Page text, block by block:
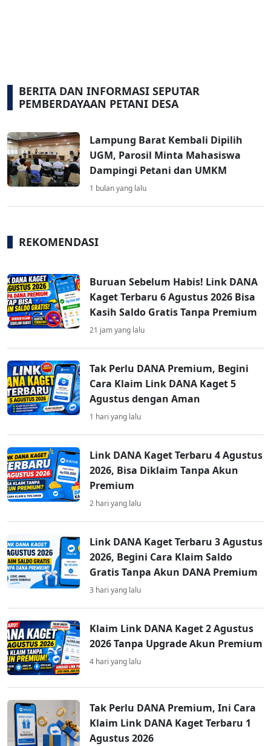
BERITA DAN INFORMASI SEPUTAR
PEMBERDAYAAN PETANI DESA
Lampung Barat Kembali Dipilih
UGM, Parosil Minta Mahasiswa
Dampingi Petani dan UMKM
1 bulan yang lalu
REKOMENDASI
Buruan Sebelum Habis! Link DANA
Kaget Terbaru 6 Agustus 2026 Bisa
Kasih Saldo Gratis Tanpa Premium
21 jam yang lalu
Tak Perlu DANA Premium, Begini
Cara Klaim Link DANA Kaget 5
Agustus dengan Aman
1 hari yang lalu
Link DANA Kaget Terbaru 4 Agustus
2026, Bisa Diklaim Tanpa Akun
Premium
2 hari yang lalu
Link DANA Kaget Terbaru 3 Agustus
2026, Begini Cara Klaim Saldo
Gratis Tanpa Akun DANA Premium
3 hari yang lalu
Klaim Link DANA Kaget 2 Agustus
2026 Tanpa Upgrade Akun Premium
4 hari yang lalu
Tak Perlu DANA Premium, Ini Cara
Klaim Link DANA Kaget Terbaru 1
Agustus 2026